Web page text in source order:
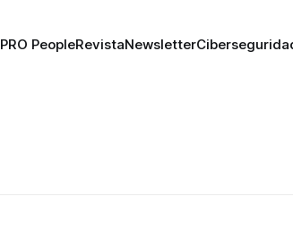
PRO PeopleRevistaNewsletter